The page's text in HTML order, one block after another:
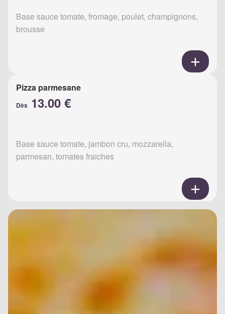
Base sauce tomate, fromage, poulet, champignons,
brousse
Pizza parmesane
Dès 13.00 €
Base sauce tomate, jambon cru, mozzarella,
parmesan, tomates fraiches